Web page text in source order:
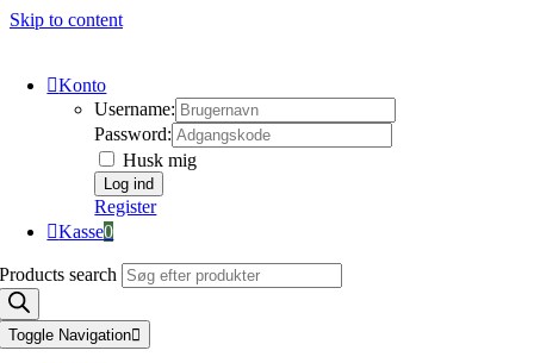
Skip to content
Konto
Username:
Password:
Husk mig
Register
Kasse0
Products search
Toggle Navigation